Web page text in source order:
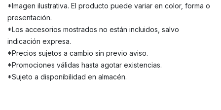
*Imagen ilustrativa. El producto puede variar en color, forma o
presentación.
*Los accesorios mostrados no están incluidos, salvo
indicación expresa.
*Precios sujetos a cambio sin previo aviso.
*Promociones válidas hasta agotar existencias.
*Sujeto a disponibilidad en almacén.